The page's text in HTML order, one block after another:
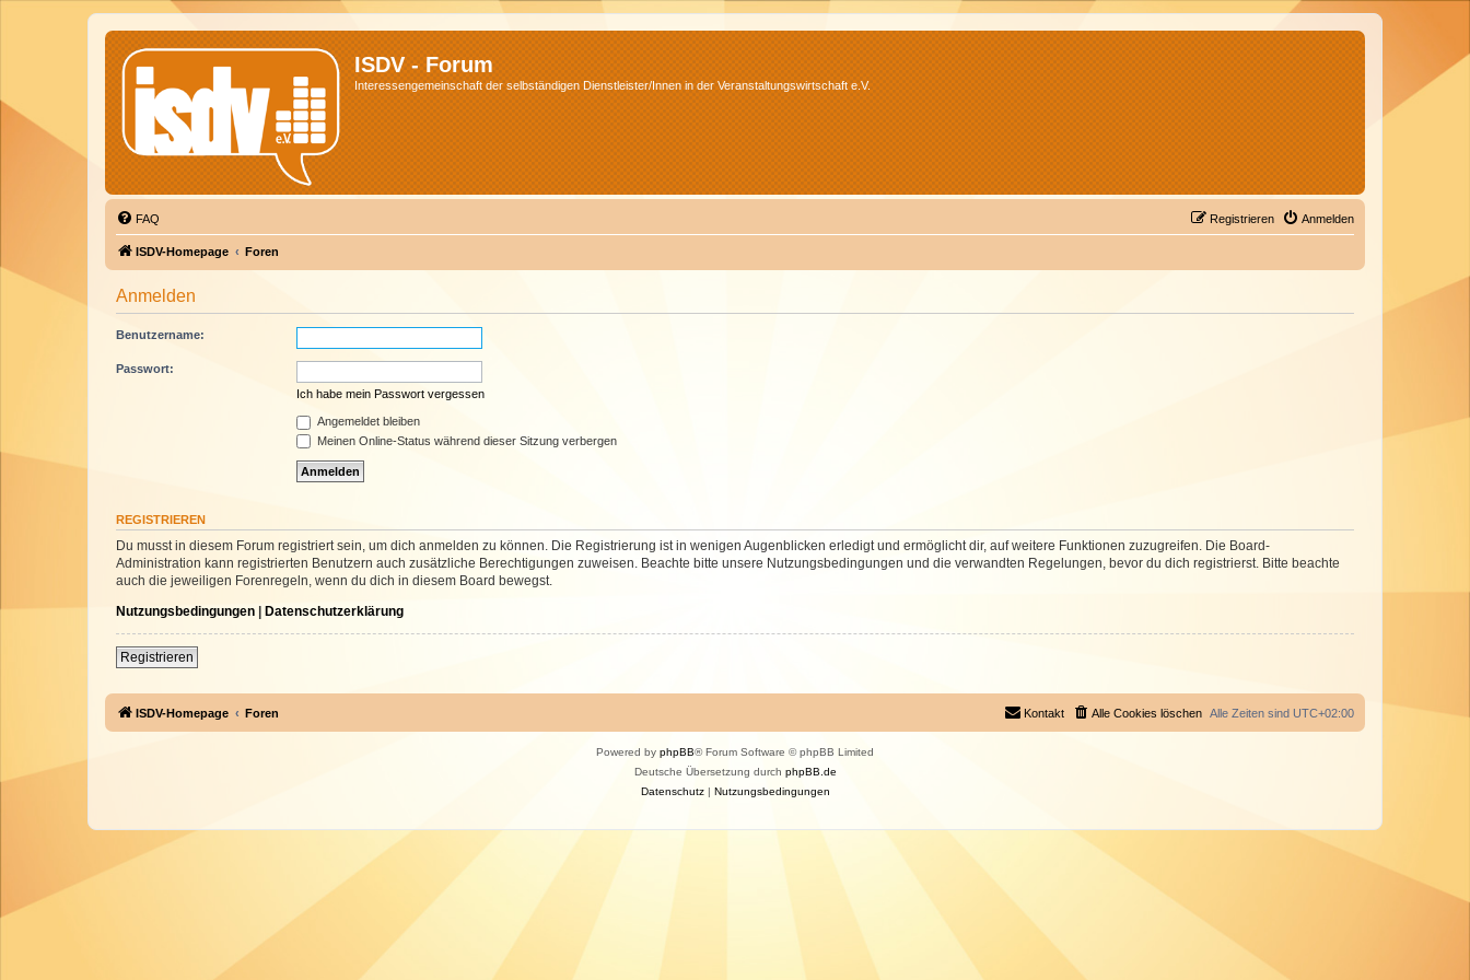
ISDV - Forum
Interessengemeinschaft der selbständigen Dienstleister/Innen in der Veranstaltungswirtschaft e.V.
FAQ Anmelden
Registrieren
ISDV-Homepage Foren
Anmelden
Benutzername:
Passwort:
Ich habe mein Passwort vergessen
Angemeldet bleiben
Meinen Online-Status während dieser Sitzung verbergen
REGISTRIEREN
Du musst in diesem Forum registriert sein, um dich anmelden zu können. Die Registrierung ist in wenigen Augenblicken erledigt und ermöglicht dir, auf weitere Funktionen zuzugreifen. Die Board-
Administration kann registrierten Benutzern auch zusätzliche Berechtigungen zuweisen. Beachte bitte unsere Nutzungsbedingungen und die verwandten Regelungen, bevor du dich registrierst. Bitte beachte
auch die jeweiligen Forenregeln, wenn du dich in diesem Board bewegst.
Nutzungsbedingungen | Datenschutzerklärung
Registrieren
ISDV-Homepage Foren Alle Zeiten sind UTC+02:00
Alle Cookies löschen
Kontakt
Powered by phpBB® Forum Software © phpBB Limited
Deutsche Übersetzung durch phpBB.de
Datenschutz| Nutzungsbedingungen